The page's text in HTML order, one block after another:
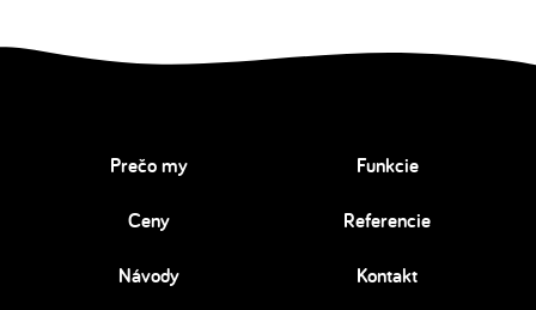
Prečo my Funkcie
Ceny Referencie
Návody Kontakt